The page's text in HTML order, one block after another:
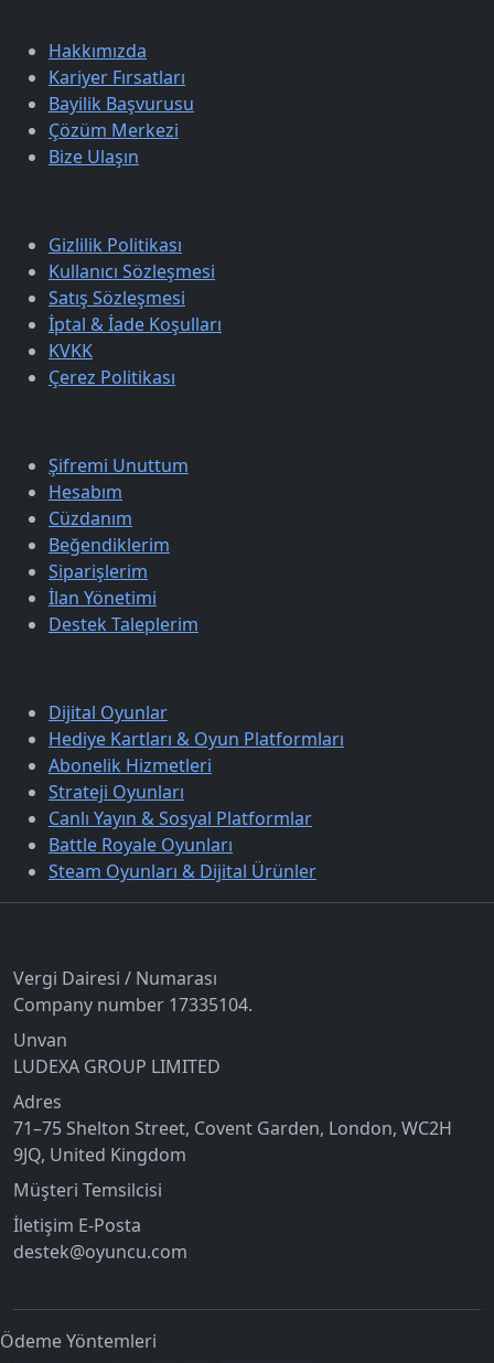
Hakkımızda
Kariyer Fırsatları
Bayilik Başvurusu
Çözüm Merkezi
Bize Ulaşın
Gizlilik Politikası
Kullanıcı Sözleşmesi
Satış Sözleşmesi
İptal & İade Koşulları
KVKK
Çerez Politikası
Şifremi Unuttum
Hesabım
Cüzdanım
Beğendiklerim
Siparişlerim
İlan Yönetimi
Destek Taleplerim
Dijital Oyunlar
Hediye Kartları & Oyun Platformları
Abonelik Hizmetleri
Strateji Oyunları
Canlı Yayın & Sosyal Platformlar
Battle Royale Oyunları
Steam Oyunları & Dijital Ürünler
Vergi Dairesi / Numarası
Company number 17335104.
Unvan
LUDEXA GROUP LIMITED
Adres
71–75 Shelton Street, Covent Garden, London, WC2H
9JQ, United Kingdom
Müşteri Temsilcisi
İletişim E-Posta
destek@oyuncu.com
Ödeme Yöntemleri